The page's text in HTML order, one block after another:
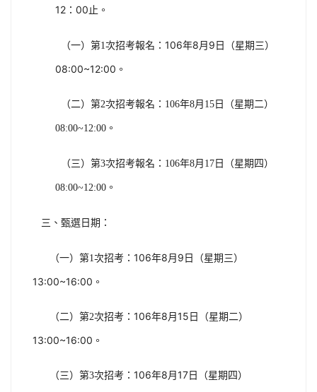
12：00止 。
（一）第1次招考報名：106年8月9日（星期三）
08:00~12:00。
（二）第2次招考報名：106年8月15日（星期二）
08:00~12:00。
（三）第3次招考報名：106年8月17日（星期四）
08:00~12:00。
三、甄選日期：
（一）第1次招考：106年8月9日（星期三）
13:00~16:00。
（二）第2次招考：106年8月15日（星期二）
13:00~16:00。
（三）第3次招考：106年8月17日（星期四）